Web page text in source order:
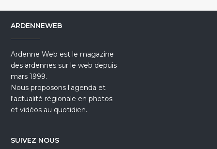
ARDENNEWEB
Ardenne Web est le magazine
des ardennes sur le web depuis
mars 1999.
Nous proposons l'agenda et
l'actualité régionale en photos
et vidéos au quotidien.
SUIVEZ NOUS